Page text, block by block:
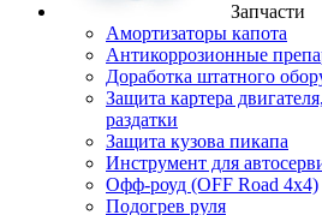
Запчасти
Амортизаторы капота
Антикоррозионные
Доработка штатного
Защита картера
раздатки
Защита кузова пикапа
Инструмент для
Офф-роуд (OFF Road 4x4)
Подогрев руля